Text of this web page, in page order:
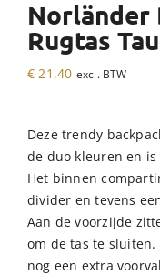
Norländer
Rugtas
€ 21,40 excl. BTW
Deze trendy
de duo kleuren en is
Het binnen
divider en tevens
Aan de voorzijde
om de tas te
nog een extra